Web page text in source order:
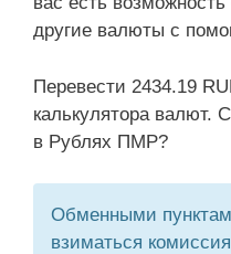
другие валюты с
Перевести 2434.19
калькулятора валют.
в Рублях ПМР?
Обменными
взиматься